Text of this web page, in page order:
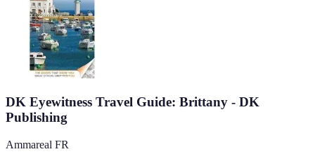
DK Eyewitness Travel Guide: Brittany - DK
Publishing
Ammareal FR